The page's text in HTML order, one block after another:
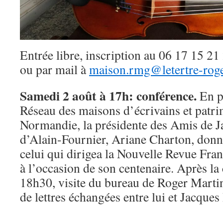
Entrée libre, inscription au 06 17 15 21
ou par mail àmaison.rmg@letertre-
Samedi 2 août à 17h: conférence.En
Réseau des maisons d’écrivains et
Normandie, la présidente des Amis de
d’Alain-Fournier, Ariane Charton,
celui qui dirigea la Nouvelle Revue
à l’occasion de son centenaire. Après
18h30, visite du bureau de Roger
de lettres échangées entre lui et